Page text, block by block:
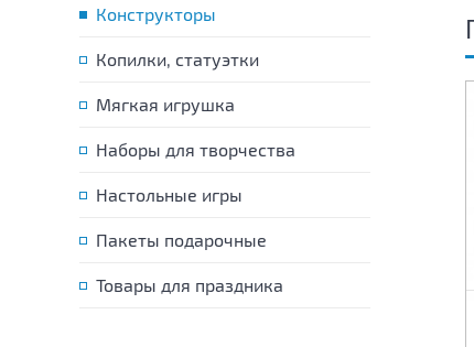
Конструкторы
Копилки, статуэтки
Мягкая игрушка
Наборы для творчества
Настольные игры
Пакеты подарочные
Товары для праздника